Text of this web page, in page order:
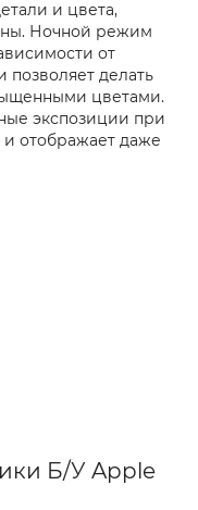
и цвета,
Ночной режим
от
позволяет делать
цветами.
экспозиции при
отображает даже
Б/У Apple